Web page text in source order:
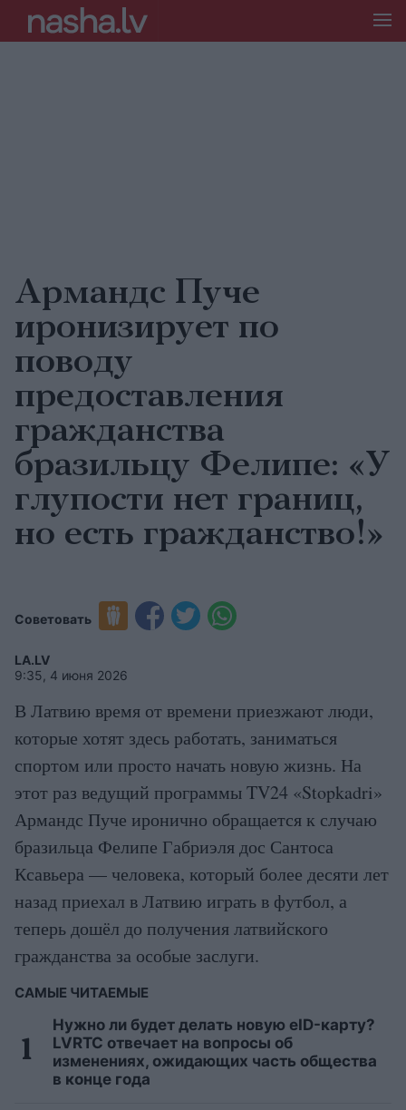
Армандс Пуче
иронизирует по
поводу
предоставления
гражданства
бразильцу Фелипе: «У
глупости нет границ,
но есть гражданство!»
Советовать
LA.LV
9:35, 4 июня 2026
В Латвию время от времени приезжают люди,
которые хотят здесь работать, заниматься
спортом или просто начать новую жизнь. На
этот раз ведущий программы TV24 «Stopkadri»
Армандс Пуче иронично обращается к случаю
бразильца Фелипе Габриэля дос Сантоса
Ксавьера — человека, который более десяти лет
назад приехал в Латвию играть в футбол, а
теперь дошёл до получения латвийского
гражданства за особые заслуги.
САМЫЕ ЧИТАЕМЫЕ
Нужно ли будет делать новую eID-карту?
LVRTC отвечает на вопросы об
изменениях, ожидающих часть общества
в конце года